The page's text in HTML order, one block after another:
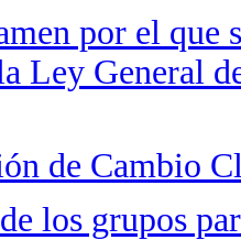
por el que
Ley General
de Cambio
los grupos